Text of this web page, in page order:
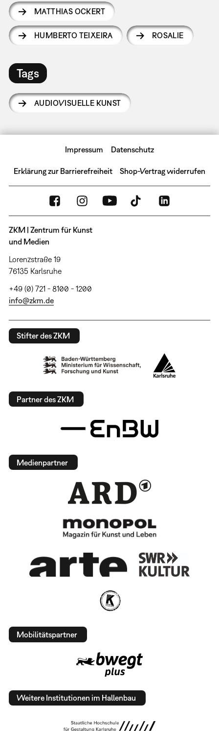
MATTHIAS OCKERT
HUMBERTO TEIXEIRA ROSALIE
Tags
AUDIOVISUELLE KUNST
Impressum Datenschutz
Erklärung zur Barrierefreiheit Shop-Vertrag widerrufen
ZKM | Zentrum für Kunst
und Medien
Lorenzstraße 19
76135 Karlsruhe
+49 (0) 721 - 8100 - 1200
info@zkm.de
Stifter des ZKM
Partner des ZKM
Medienpartner
Mobilitätspartner
Weitere Institutionen im Hallenbau